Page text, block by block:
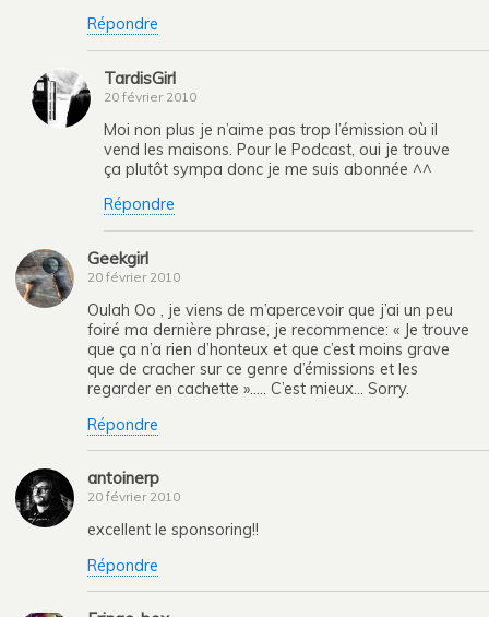
Répondre
TardisGirl
20 février 2010
Moi non plus je n’aime pas trop l’émission où il
vend les maisons. Pour le Podcast, oui je trouve
ça plutôt sympa donc je me suis abonnée ^^
Répondre
Geekgirl
20 février 2010
Oulah Oo , je viens de m’apercevoir que j’ai un peu
foiré ma dernière phrase, je recommence: « Je trouve
que ça n’a rien d’honteux et que c’est moins grave
que de cracher sur ce genre d’émissions et les
regarder en cachette »….. C’est mieux… Sorry.
Répondre
antoinerp
20 février 2010
excellent le sponsoring!!
Répondre